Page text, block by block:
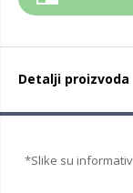
Detalji proizvoda
*Slike su